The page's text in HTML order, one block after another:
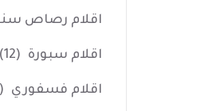
اقلام رصاص
اقلام سبورة White Board (12)
اقلام فسفوري (3)